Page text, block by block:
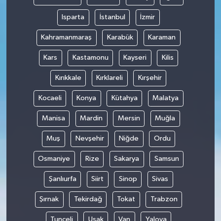
Isparta İstanbul İzmir
Kahramanmaraş Karabük Karaman
Kars Kastamonu Kayseri Kilis
Kırıkkale Kırklareli Kırşehir
Kocaeli Konya Kütahya Malatya
Manisa Mardin Mersin Muğla
Muş Nevşehir Niğde Ordu
Osmaniye Rize Sakarya Samsun
Şanlıurfa Siirt Sinop Sivas
Şırnak Tekirdağ Tokat Trabzon
Tunceli Uşak Van Yalova